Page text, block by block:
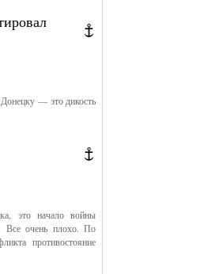
— это дикость
это начало войны
Все очень плохо. По
противостояние